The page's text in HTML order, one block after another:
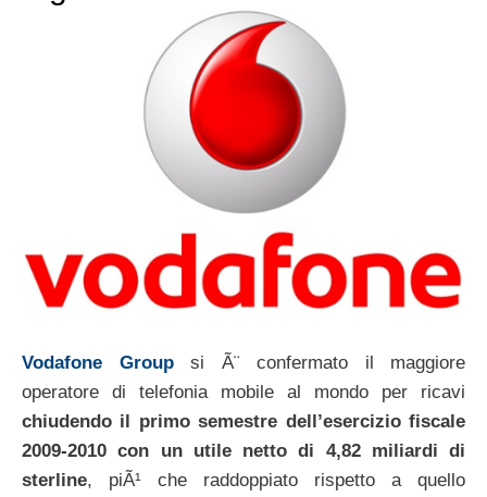
Vodafone Groupsi Ã¨ confermato il maggiore
operatore di telefonia mobile al mondo per ricavi
chiudendo il primo semestre dell’esercizio fiscale
2009-2010 con un utile netto di 4,82 miliardi di
sterline, piÃ¹ che raddoppiato rispetto a quello